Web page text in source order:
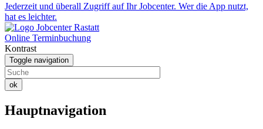
Jederzeit und überall Zugriff auf Ihr Jobcenter. Wer die App nutzt,
hat es leichter.
Online Terminbuchung
Kontrast
Toggle navigation
ok
Hauptnavigation